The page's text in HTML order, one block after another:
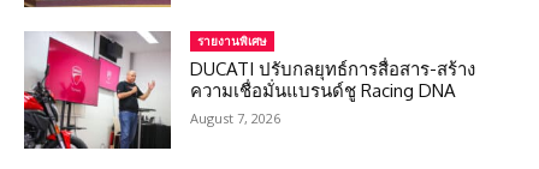
รายงานพิเศษ
DUCATI ปรับกลยุทธ์การสื่อสาร-สร้าง
ความเชื่อมั่นแบรนด์ชู Racing DNA
August 7, 2026